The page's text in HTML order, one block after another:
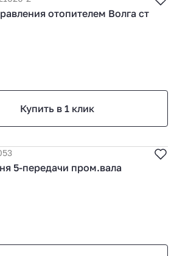
отопителем Волга ст
Купить в 1 клик
5-передачи пром.вала